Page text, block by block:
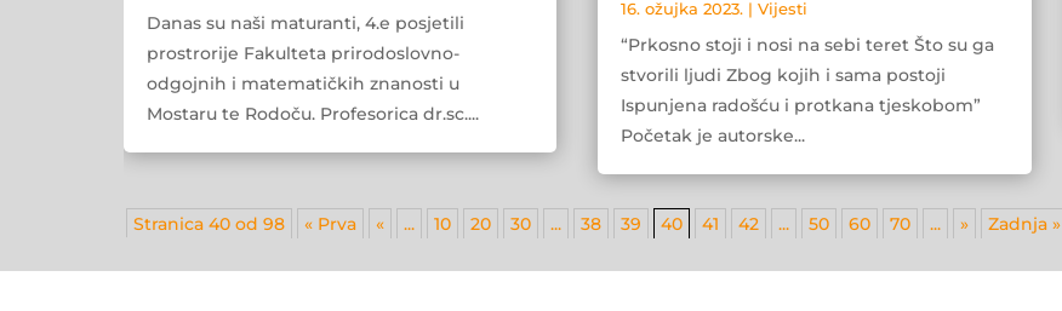
Danas su naši maturanti, 4.e posjetili
prostrorije Fakulteta prirodoslovno-
odgojnih i matematičkih znanosti u
Mostaru te Rodoču. Profesorica dr.sc....
16. ožujka 2023. |Vijesti
“Prkosno stoji i nosi na sebi teret Što su ga
stvorili ljudi Zbog kojih i sama postoji
Ispunjena radošću i protkana tjeskobom”
Početak je autorske...
Stranica 40 od 98 « Prva « ... 10 20 30 ... 38 39 40 41 42 ... 50 60 70 ... » Zadnja »